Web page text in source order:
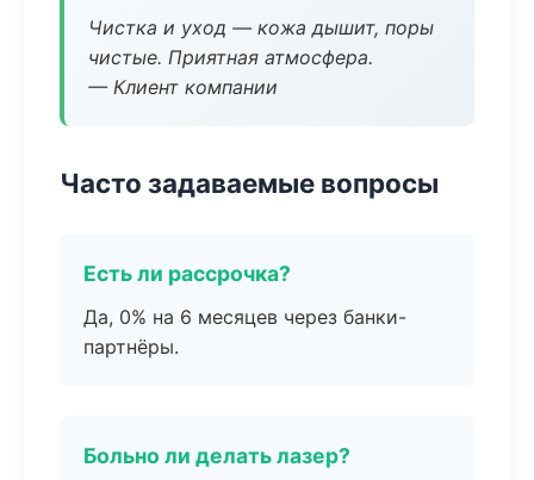
Чистка и уход — кожа дышит, поры
чистые. Приятная атмосфера.
— Клиент компании
Часто задаваемые вопросы
Есть ли рассрочка?
Да, 0% на 6 месяцев через банки-
партнёры.
Больно ли делать лазер?